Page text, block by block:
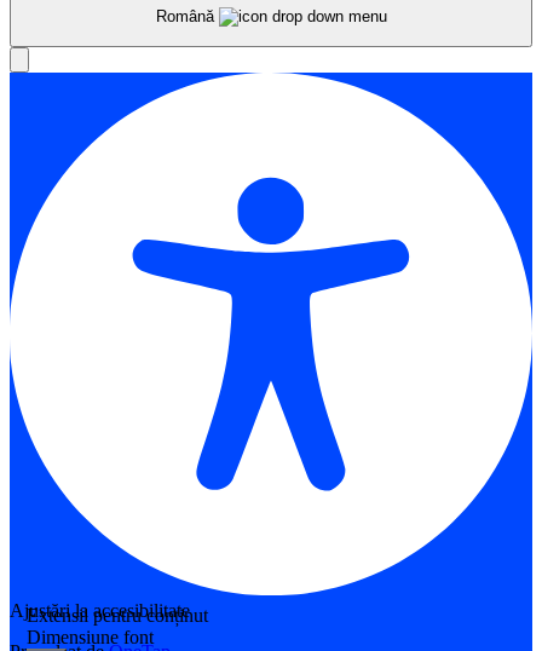
Română
Ajustări la accesibilitate
Extensii pentru conținut
Dimensiune font